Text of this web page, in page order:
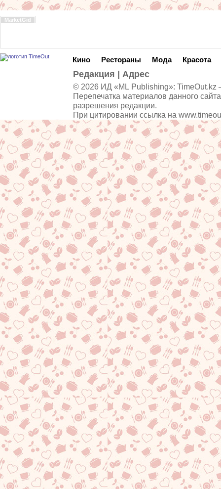
MarketGid
Кино Рестораны Мода Красота
Редакция Адрес
© 2026 ИД «ML Publishing»: TimeOut.kz
Перепечатка материалов данного
разрешения редакции.
При цитировании ссылка на